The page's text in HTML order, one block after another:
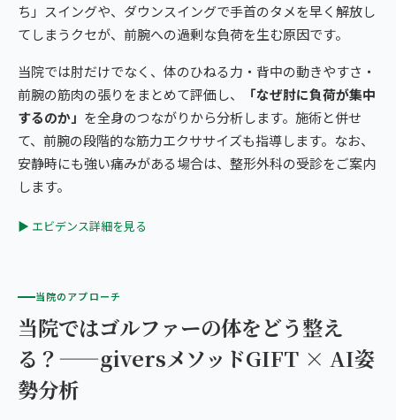
ち」スイングや、ダウンスイングで手首のタメを早く解放し
てしまうクセが、前腕への過剰な負荷を生む原因です。
当院では肘だけでなく、体のひねる力・背中の動きやすさ・
前腕の筋肉の張りをまとめて評価し、
「なぜ肘に負荷が集中
するのか」 を全身のつながりから分析します。施術と併せ
て、前腕の段階的な筋力エクササイズも指導します。なお、
安静時にも強い痛みがある場合は、整形外科の受診をご案内
します。
▶ エビデンス詳細を見る
当院のアプローチ
当院ではゴルファーの体をどう整え
る？——giversメソッドGIFT × AI姿
勢分析